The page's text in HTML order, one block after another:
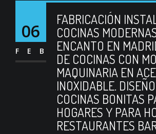
06
FEB
FABRICACIÓN
COCINAS
ENCANTO EN
DE COCINAS CON
MAQUINARIA EN
INOXIDABLE.
COCINAS BONITAS
HOGARES Y PARA
RESTAURANTES